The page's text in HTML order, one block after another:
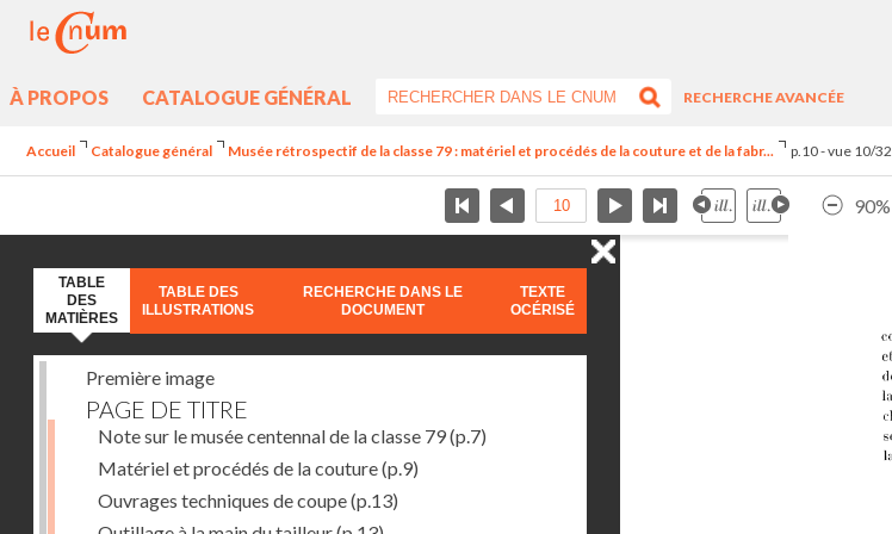
À PROPOS CATALOGUE GÉNÉRAL
RECHERCHE AVANCÉE
Accueil Catalogue général Musée rétrospectif de la classe 79 : matériel et procédés de la couture et de la fabr... p.10 - vue 10/32
90%
TABLE
DES
MATIÈRES
TABLE DES
ILLUSTRATIONS
RECHERCHE DANS LE
DOCUMENT
TEXTE
OCÉRISÉ
Première image
PAGE DE TITRE
Note sur le musée centennal de la classe 79(p.7)
Matériel et procédés de la couture(p.9)
Ouvrages techniques de coupe(p.13)